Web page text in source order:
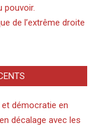
pouvoir.
de l’extrême droite
et démocratie en
décalage avec les